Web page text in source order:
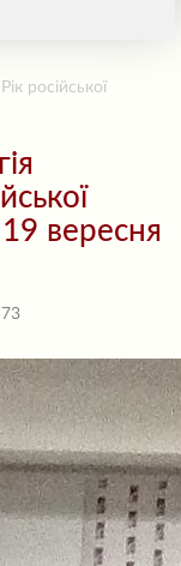
російської
19 вересня